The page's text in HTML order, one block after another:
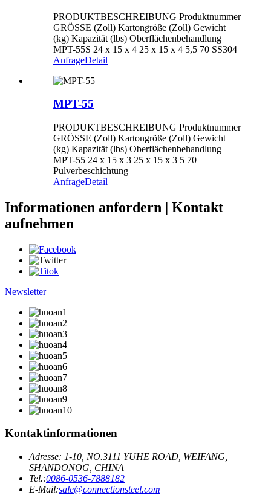
PRODUKTBESCHREIBUNG Produktnummer
GRÖSSE (Zoll) Kartongröße (Zoll) Gewicht
(kg) Kapazität (lbs) Oberflächenbehandlung
MPT-55S 24 x 15 x 4 25 x 15 x 4 5,5 70 SS304
AnfrageDetail
MPT-55
PRODUKTBESCHREIBUNG Produktnummer
GRÖSSE (Zoll) Kartongröße (Zoll) Gewicht
(kg) Kapazität (lbs) Oberflächenbehandlung
MPT-55 24 x 15 x 3 25 x 15 x 3 5 70
Pulverbeschichtung
AnfrageDetail
Informationen anfordern | Kontakt
aufnehmen
Newsletter
Kontaktinformationen
Adresse: 1-10, NO.3111 YUHE ROAD, WEIFANG,
SHANDONOG, CHINA
Tel.:0086-0536-7888182
E-Mail:sale@connectionsteel.com